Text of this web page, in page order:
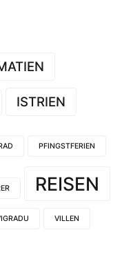
ISTRIEN
PFINGSTFERIEN
REISEN
VILLEN